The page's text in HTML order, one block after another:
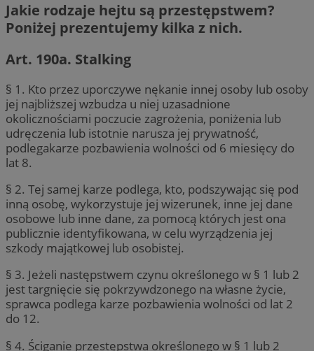
Jakie rodzaje hejtu są przestępstwem?
Poniżej prezentujemy kilka z nich.
Art. 190a. Stalking
§ 1. Kto przez uporczywe nękanie innej osoby lub osoby
jej najbliższej wzbudza u niej uzasadnione
okolicznościami poczucie zagrożenia, poniżenia lub
udręczenia lub istotnie narusza jej prywatność,
podlegakarze pozbawienia wolności od 6 miesięcy do
lat 8.
§ 2. Tej samej karze podlega, kto, podszywając się pod
inną osobę, wykorzystuje jej wizerunek, inne jej dane
osobowe lub inne dane, za pomocą których jest ona
publicznie identyfikowana, w celu wyrządzenia jej
szkody majątkowej lub osobistej.
§ 3. Jeżeli następstwem czynu określonego w § 1 lub 2
jest targnięcie się pokrzywdzonego na własne życie,
sprawca podlega karze pozbawienia wolności od lat 2
do 12.
§ 4. Ściganie przestępstwa określonego w § 1 lub 2